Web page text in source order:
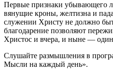
Первые признаки убывающего
вянущие кроны, желтизна и
служении Христу не должно
благодарение позволяют
Христос и вчера, и ныне —
Слушайте размышления в
Мысли на каждый день».